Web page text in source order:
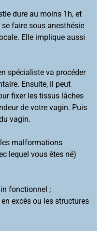
dure au moins 1h, et
faire sous anesthésie
Elle implique aussi
spécialiste va procéder
Ensuite, il peut
fixer les tissus lâches
de votre vagin. Puis
vagin.
malformations
lequel vous êtes né)
fonctionnel ;
excès ou les structures